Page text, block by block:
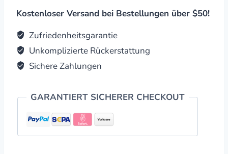
Kostenloser Versand bei Bestellungen über $50!
Zufriedenheitsgarantie
Unkomplizierte Rückerstattung
Sichere Zahlungen
GARANTIERT SICHERER CHECKOUT